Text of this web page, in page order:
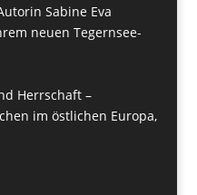
Sabine Eva
neuen Tegernsee-
Herrschaft –
im östlichen Europa,